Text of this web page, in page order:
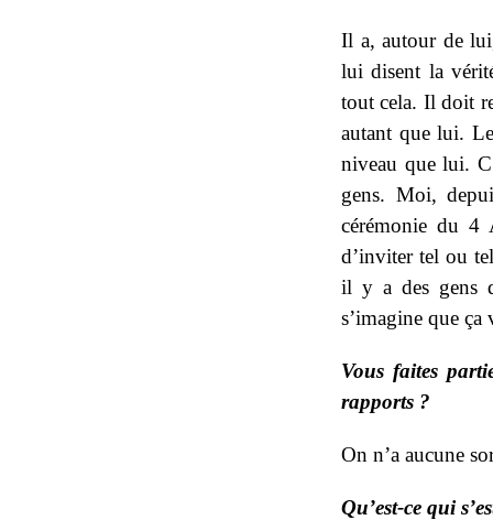
Il a, autour de
lui disent la
tout cela. Il doit
autant que lui.
niveau que lui.
gens. Moi,
cérémonie du 4
d’inviter tel ou
il y a des gens
s’imagine que
Vous faites
rapports ?
On n’a aucune
Qu’est-ce qui